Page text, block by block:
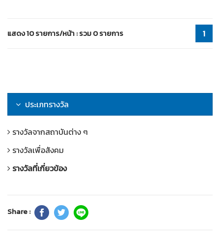
แสดง 10 รายการ/หน้า : รวม 0 รายการ 1
ประเภทรางวัล
รางวัลจากสถาบันต่าง ๆ
รางวัลเพื่อสังคม
รางวัลที่เกี่ยวข้อง
Share :